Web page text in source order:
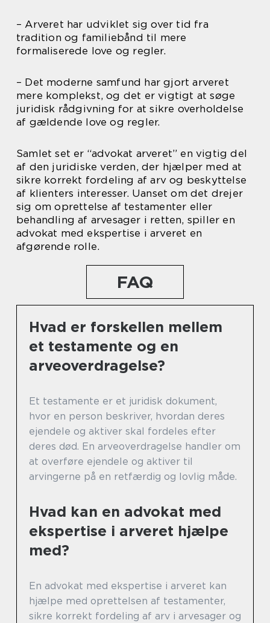
– Arveret har udviklet sig over tid fra
tradition og familiebånd til mere
formaliserede love og regler.
– Det moderne samfund har gjort arveret
mere komplekst, og det er vigtigt at søge
juridisk rådgivning for at sikre overholdelse
af gældende love og regler.
Samlet set er “advokat arveret” en vigtig del
af den juridiske verden, der hjælper med at
sikre korrekt fordeling af arv og beskyttelse
af klienters interesser. Uanset om det drejer
sig om oprettelse af testamenter eller
behandling af arvesager i retten, spiller en
advokat med ekspertise i arveret en
afgørende rolle.
FAQ
Hvad er forskellen mellem
et testamente og en
arveoverdragelse?
Et testamente er et juridisk dokument,
hvor en person beskriver, hvordan deres
ejendele og aktiver skal fordeles efter
deres død. En arveoverdragelse handler om
at overføre ejendele og aktiver til
arvingerne på en retfærdig og lovlig måde.
Hvad kan en advokat med
ekspertise i arveret hjælpe
med?
En advokat med ekspertise i arveret kan
hjælpe med oprettelsen af testamenter,
sikre korrekt fordeling af arv i arvesager og